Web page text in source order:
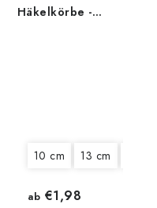
18 cm 22 cm
Häkelkörbe -
10 cm 13 cm
ab €1,98